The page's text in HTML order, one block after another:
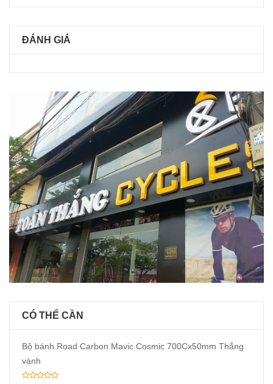
ĐÁNH GIÁ
CÓ THỂ CẦN
Bộ bánh Road Carbon Mavic Cosmic 700Cx50mm Thắng
vành